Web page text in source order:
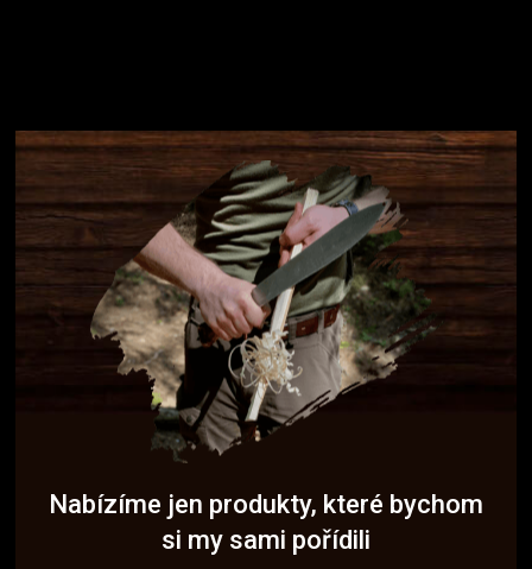
Nabízíme jen produkty, které bychom
si my sami pořídili